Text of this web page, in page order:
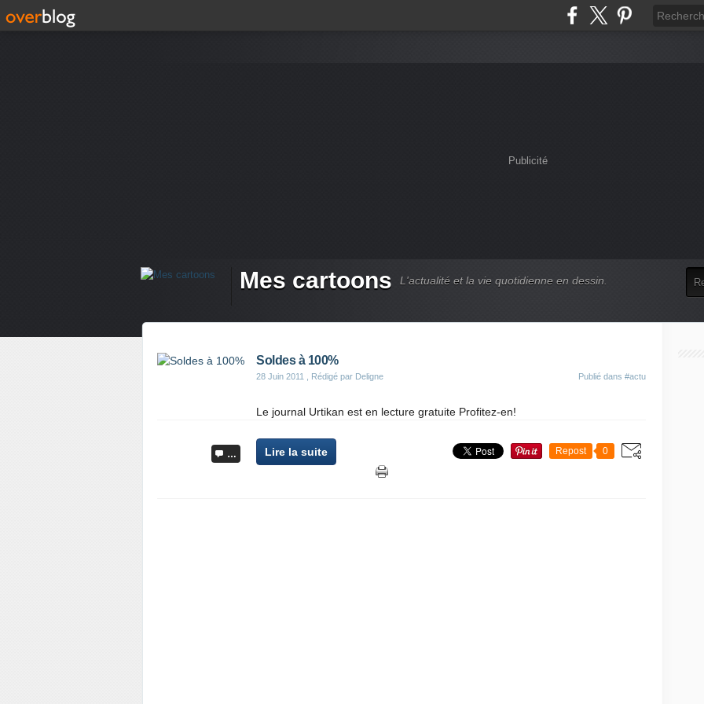
Publicité
Mes cartoons L'actualité et la vie quotidienne en dessin.
…
Soldes à 100%
28 Juin 2011 , Rédigé par Deligne Publié dans #actu
Le journal Urtikan est en lecture gratuite Profitez-en!
Lire la suite Repost 0